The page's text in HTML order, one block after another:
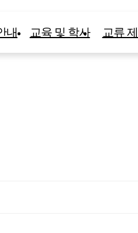
내 교육 및 학사 교류